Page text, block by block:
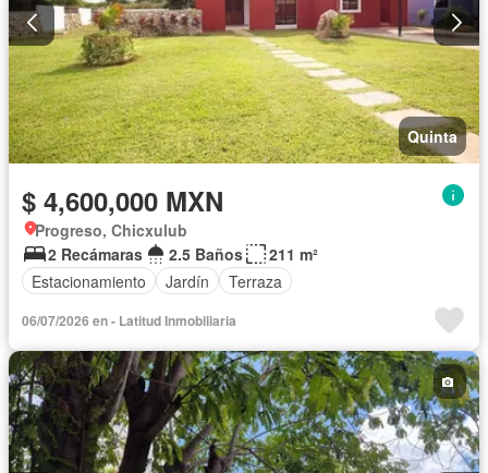
Quinta
$ 4,600,000 MXN
Progreso, Chicxulub
2 Recámaras
2.5 Baños
211 m²
Estacionamiento
Jardín Terraza
06/07/2026 en - Latitud Inmobiliaria